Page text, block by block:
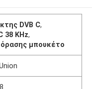
DVB C,
38 KHz,
μπουκέτο